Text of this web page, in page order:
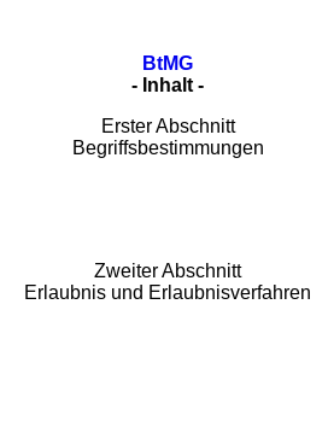
BtMG
- Inhalt -
Erster Abschnitt
Begriffsbestimmungen
Zweiter Abschnitt
Erlaubnis und Erlaubnisverfahren